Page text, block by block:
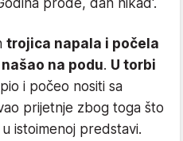
trojica napala i počela
na podu. U torbi
i počeo nositi sa
prijetnje zbog toga što
istoimenoj predstavi.